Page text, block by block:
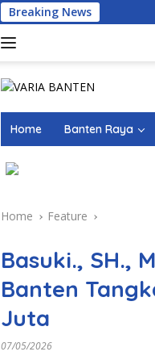
Breaking News
Home Banten Raya
Home Feature
Basuki., SH.,
Banten
Juta
07/05/2026